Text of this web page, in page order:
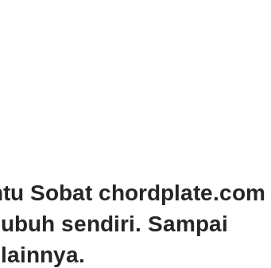
Sobat chordplate.com
sendiri. Sampai